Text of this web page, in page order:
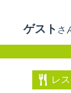
ゲスト さ
レ